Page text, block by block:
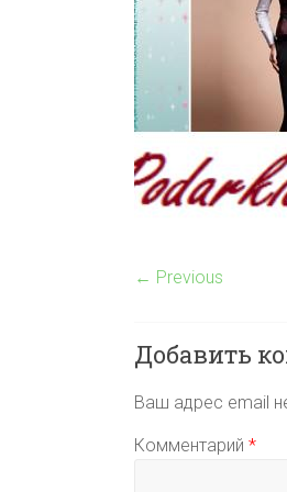
← Previous
Добавить
Ваш адрес email
Комментарий *